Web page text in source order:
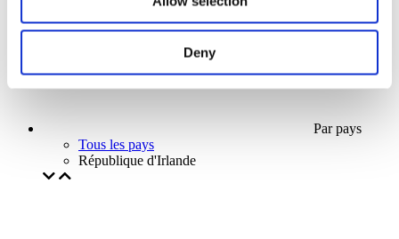
Deny
Par pays
Tous les pays
République d'Irlande